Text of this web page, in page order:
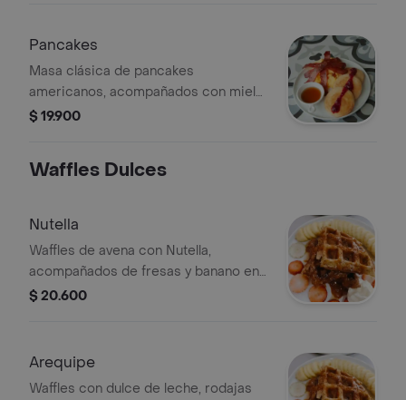
Pancakes
Masa clásica de pancakes
americanos, acompañados con miel
de maple, huevos revueltos con
sobre los pancakes.
$ 19.900
Waffles Dulces
Nutella
Waffles de avena con Nutella,
acompañados de fresas y banano en
rodajas.
$ 20.600
Arequipe
Waffles con dulce de leche, rodajas